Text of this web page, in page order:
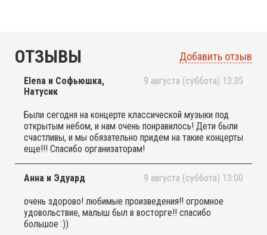
ОТЗЫВЫ Добавить отзыв
Elena и Софьюшка,
Натусик
9 августа (суббота) 13:35
Были сегодня на концерте классической музыки под
открытым небом, и нам очень понравилось! Дети были
счастливы, и мы обязательно придем на такие концерты
еще!!! Спасибо организаторам!
Анна и Эдуард 9 августа (суббота) 13:00
очень здорово! любимые произведения!! огромное
удовольствие, малыш был в восторге!! спасибо
большое :))